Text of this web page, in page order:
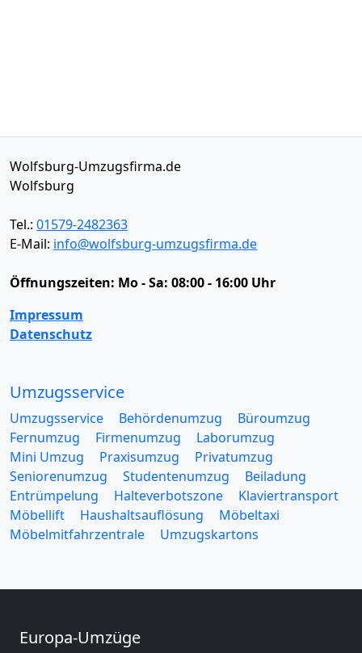
Wolfsburg-Umzugsfirma.de
Wolfsburg
Tel.: 01579-2482363
E-Mail: info@wolfsburg-umzugsfirma.de
Öffnungszeiten: Mo - Sa: 08:00 - 16:00 Uhr
Impressum
Datenschutz
Umzugsservice
Umzugsservice Behördenumzug
Büroumzug
Fernumzug
Firmenumzug
Laborumzug
Mini Umzug
Praxisumzug
Privatumzug
Seniorenumzug
Studentenumzug
Beiladung
Entrümpelung
Halteverbotszone
Klaviertransport
Möbellift
Haushaltsauflösung
Möbeltaxi
Möbelmitfahrzentrale
Umzugskartons
Europa-Umzüge